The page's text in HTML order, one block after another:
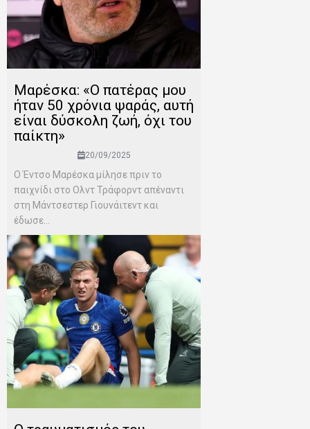
Μαρέσκα: «Ο πατέρας μου
ήταν 50 χρόνια ψαράς, αυτή
είναι δύσκολη ζωή, όχι του
παίκτη»
20/09/2025
Ο Έντσο Μαρέσκα μίλησε πριν το
παιχνίδι στο Ολντ Τράφορντ απέναντι
στη Μάντσεστερ Γιουνάιτεντ και
έδωσε...